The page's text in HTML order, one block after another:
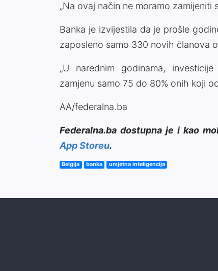
„Na ovaj način ne moramo zamijeniti
Banka je izvijestila da je prošle
zaposleno samo 330 novih članova
„U narednim godinama,
zamjenu samo 75 do 80% onih koji
AA/federalna.ba
Federalna.ba dostupna je i kao
App Storeu.
Belgija banka umjetna inteligencija